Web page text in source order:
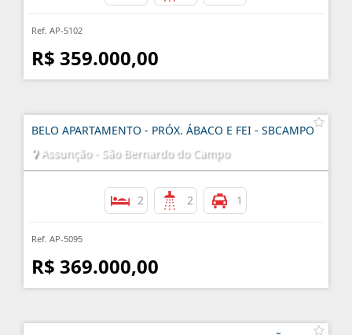
Ref. AP-5102
R$ 359.000,00
BELO APARTAMENTO - PRÓX. ÁBACO E FEI - SBCAMPO
Assunção - São Bernardo do Campo
2 2 1
Ref. AP-5095
R$ 369.000,00